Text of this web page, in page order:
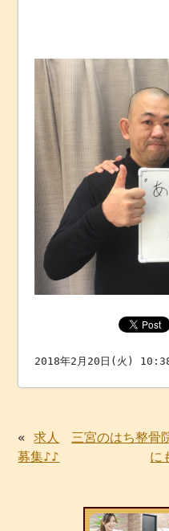
2018年2月20日(火)
«求人
募集♪♪
三宮のはち整骨
に